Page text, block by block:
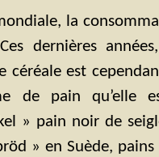
la
dernières
céréale est
de pain qu’elle
» pain noir de
» en Suède,